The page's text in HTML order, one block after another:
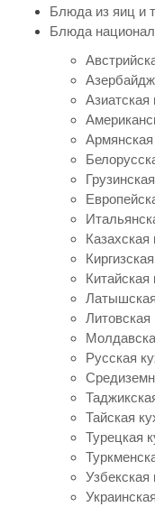
Блюда из яиц и
Блюда
Азиатская
Армянская
Казахская
Китайская
Литовская
Русская
Тайская
Турецкая
Узбекская